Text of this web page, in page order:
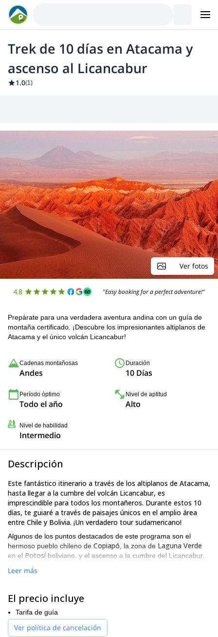
Trek de 10 días en Atacama y
ascenso al Licancabur
1.0(1)
Ver fotos
4.8 "Easy booking for a perfect adventure!"
Prepárate para una verdadera aventura andina con un guía de
montaña certificado. ¡Descubre los impresionantes altiplanos de
Atacama y el único volcán Licancabur!
Cadenas montañosas
Andes
Duración
10 Días
Período óptimo
Todo el año
Nivel de aptitud
Alto
Nivel de habilidad
Intermedio
Descripción
Este fantástico itinerario a través de los altiplanos de Atacama,
hasta llegar a la cumbre del volcán Licancabur, es
imprescindible para todos los montañeros. Durante estos 10
días, te guiaré a través de paisajes únicos en el amplio área
entre Chile y Bolivia. ¡Un verdadero tour sudamericano!
Algunos de los puntos destacados de este programa son el
hermoso pueblo chileno de Copiapó , la zona de Laguna Verde
en el Potosíboliviano, y el ascenso a la cumbre del Licancabur.
Este programa andino incluye cuatro días diseñados para una
vuelta alrededor de, Laguna Verde (4,350 m), y el ascenso del
Monte Mulas Muertas
El ascenso a laCumbre del Licancabur (5,960 m / 19,553 ft)
particularmente especial. Este volcán se encuentra imponente
Leer más
El precio incluye
Tarifa de guía
Ver política de cancelación